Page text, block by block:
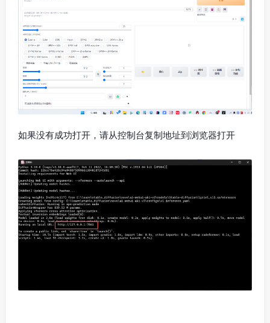
如果没有成功打开，请从控制台复制地址到浏览器打开